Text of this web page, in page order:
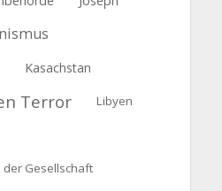
Kasachstan
Terror Libyen
Gesellschaft